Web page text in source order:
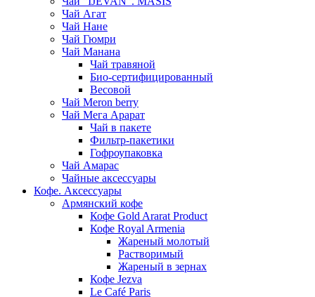
Чай Агат
Чай Нане
Чай Гюмри
Чай Манана
Чай травяной
Био-сертифицированный
Весовой
Чай Meron berry
Чай Мега Арарат
Чай в пакете
Фильтр-пакетики
Гофроупаковка
Чай Амарас
Чайные аксессуары
Кофе. Аксессуары
Армянский кофе
Кофе Gold Ararat Product
Кофе Royal Armenia
Жареный молотый
Растворимый
Жареный в зернах
Кофе Jezva
Le Café Paris